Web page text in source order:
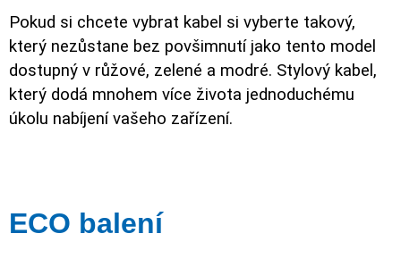
Pokud si chcete vybrat kabel si vyberte takový,
který nezůstane bez povšimnutí jako tento model
dostupný v růžové, zelené a modré. Stylový kabel,
který dodá mnohem více života jednoduchému
úkolu nabíjení vašeho zařízení.
ECO balení